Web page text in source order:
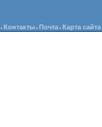
• Контакты • Почта • Карта сайта